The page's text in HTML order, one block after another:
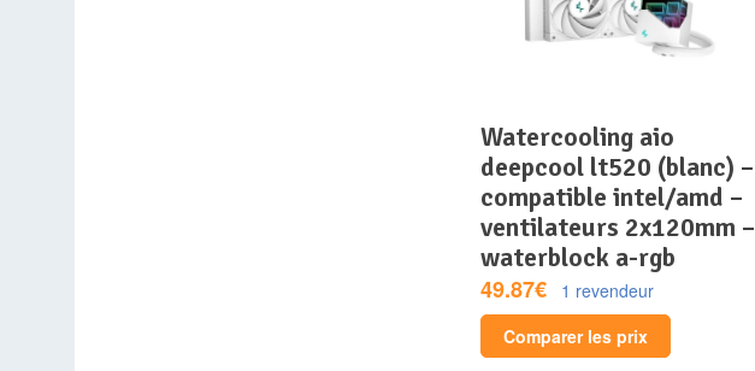
watercooling aio
deepcool lt520 (blanc) –
compatible intel/amd –
ventilateurs 2x120mm –
waterblock a-rgb
49.87€
1 revendeur
Comparer les prix